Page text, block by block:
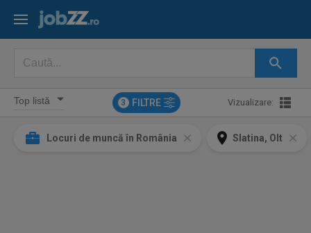
3 FILTRE Vizualizare:
Locuri de muncă în România Slatina, Olt